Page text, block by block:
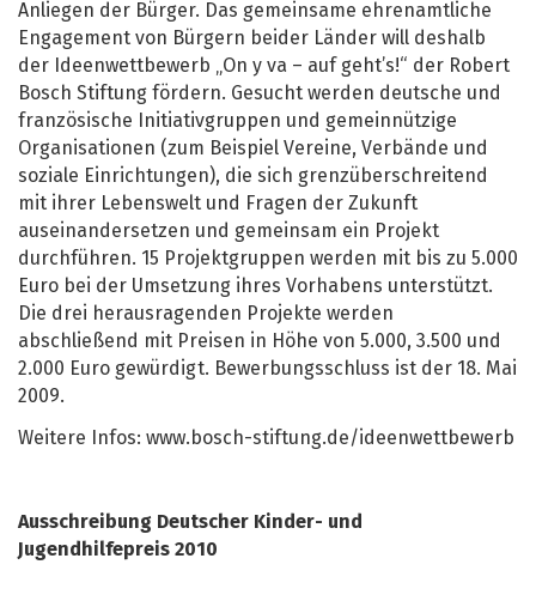
Anliegen der Bürger. Das gemeinsame ehrenamtliche
Engagement von Bürgern beider Länder will deshalb
der Ideenwettbewerb „On y va – auf geht’s!“ der Robert
Bosch Stiftung fördern. Gesucht werden deutsche und
französische Initiativgruppen und gemeinnützige
Organisationen (zum Beispiel Vereine, Verbände und
soziale Einrichtungen), die sich grenzüberschreitend
mit ihrer Lebenswelt und Fragen der Zukunft
auseinandersetzen und gemeinsam ein Projekt
durchführen. 15 Projektgruppen werden mit bis zu 5.000
Euro bei der Umsetzung ihres Vorhabens unterstützt.
Die drei herausragenden Projekte werden
abschließend mit Preisen in Höhe von 5.000, 3.500 und
2.000 Euro gewürdigt. Bewerbungsschluss ist der 18. Mai
2009.
Weitere Infos: www.bosch-stiftung.de/ideenwettbewerb
Ausschreibung Deutscher Kinder- und
Jugendhilfepreis 2010